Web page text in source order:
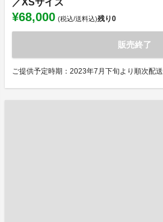
／XSサイズ
¥68,000 (税込/送料込)残り0
販売終了
ご提供予定時期：2023年7月下旬より順次配送